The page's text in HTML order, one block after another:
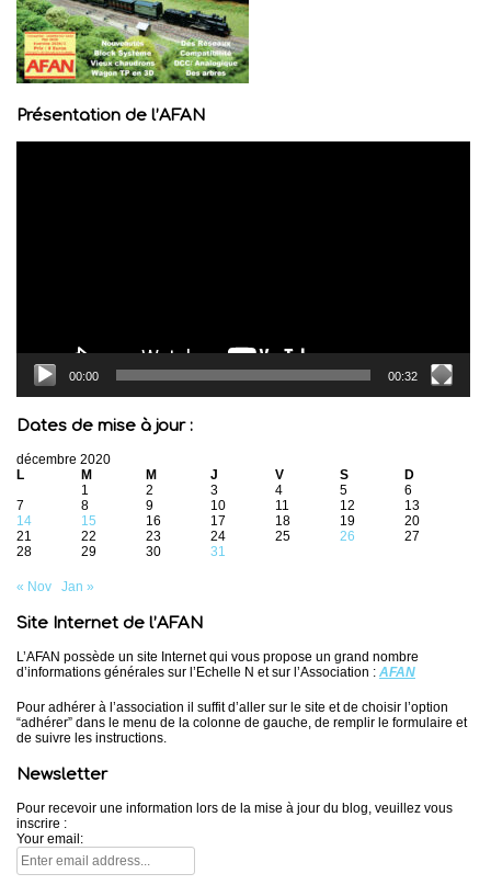
Présentation de l’AFAN
00:00 00:32
Dates de mise à jour :
décembre 2020
L
M M J V S
D
1
2 3 4 5
6
7
8 9 10 11 12
13
14
15 16 17 18 19
20
21
22 23 24 25 26
27
28
29 30 31
« Nov Jan »
Site Internet de l’AFAN
L’AFAN possède un site Internet qui vous propose un grand nombre
d’informations générales sur l’Echelle N et sur l’Association : AFAN
Pour adhérer à l’association il suffit d’aller sur le site et de choisir l’option
“adhérer” dans le menu de la colonne de gauche, de remplir le formulaire et
de suivre les instructions.
Newsletter
Pour recevoir une information lors de la mise à jour du blog, veuillez vous
inscrire :
Your email: